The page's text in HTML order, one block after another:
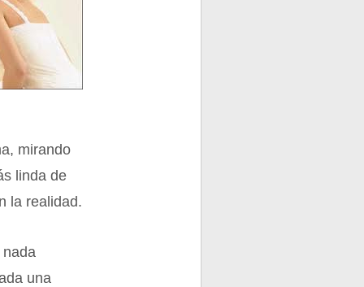
mirando
linda de
la realidad.
nada
una